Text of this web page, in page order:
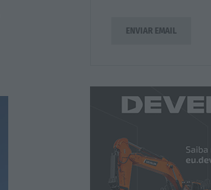
ENVIAR EMAIL